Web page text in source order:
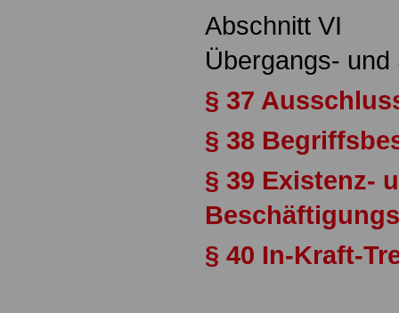
Abschnitt VI
Übergangs-
§ 37
§ 38
§ 39 Existenz-
§ 40 In-Kraft-